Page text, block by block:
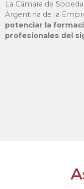
La Cámara de
Argentina de la
potenciar la
profesionales del